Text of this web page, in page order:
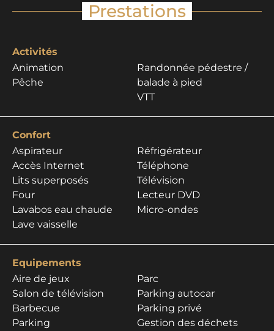
Prestations
Activités
Animation
Pêche
Randonnée pédestre /
balade à pied
VTT
Confort
Aspirateur
Accès Internet
Lits superposés
Four
Lavabos eau chaude
Lave vaisselle
Réfrigérateur
Téléphone
Télévision
Lecteur DVD
Micro-ondes
Equipements
Aire de jeux
Salon de télévision
Barbecue
Parking
Parc
Parking autocar
Parking privé
Gestion des déchets